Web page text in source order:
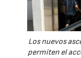
Los nuevos
permiten el